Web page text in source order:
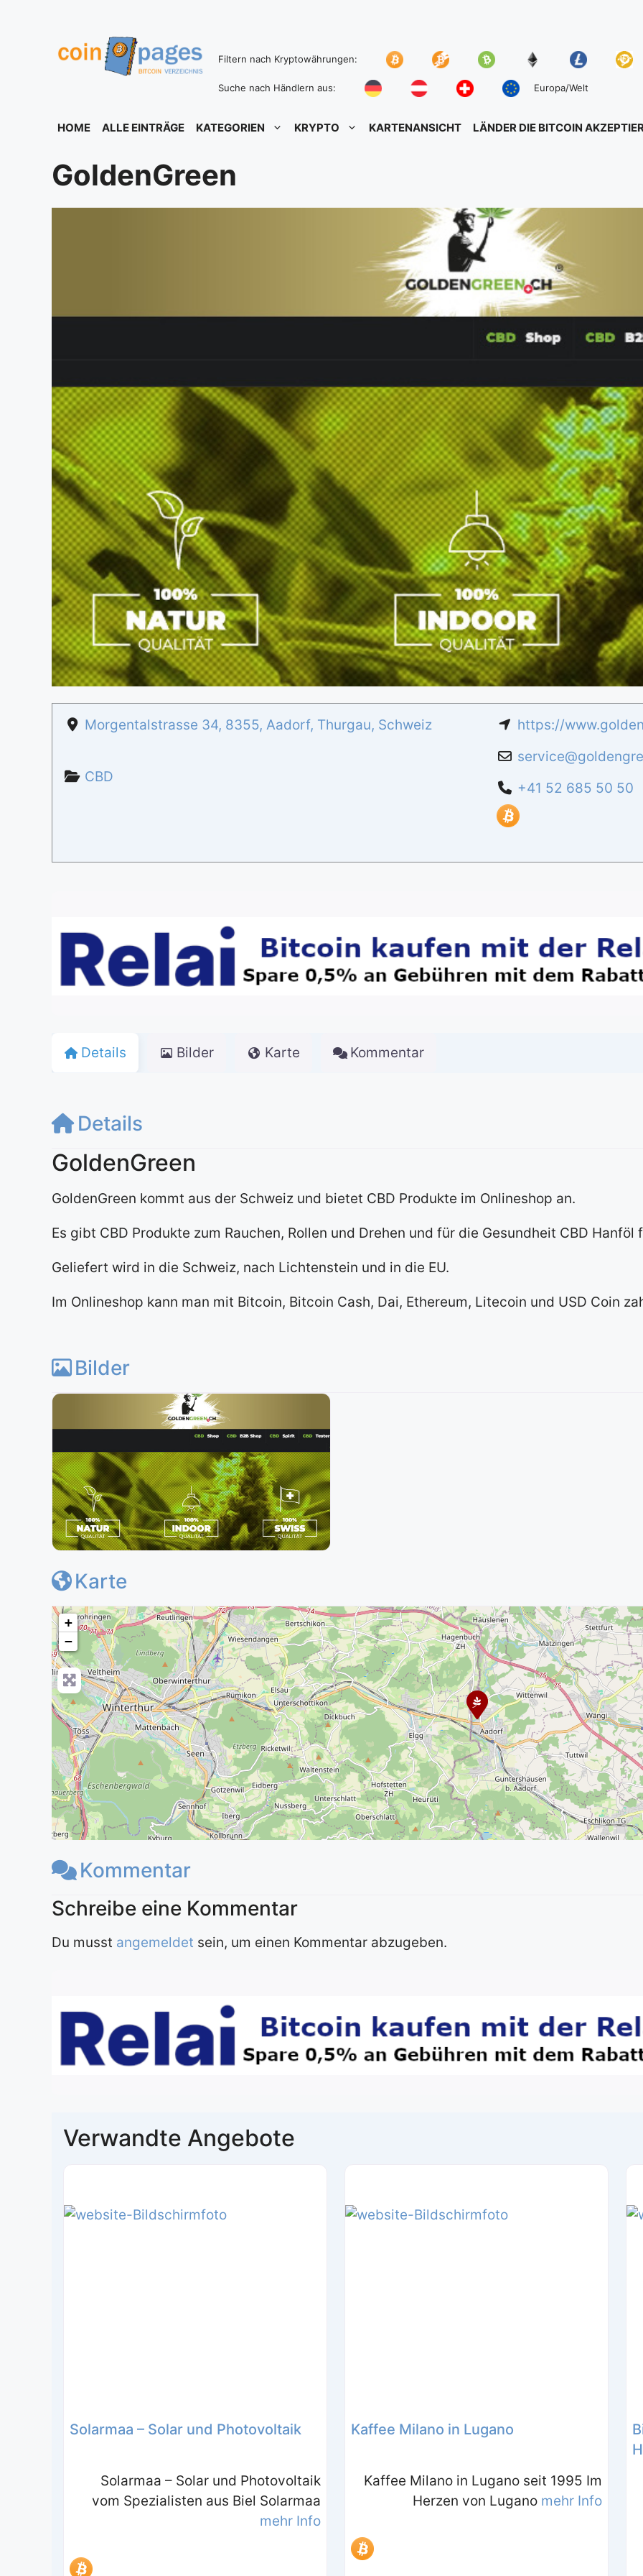
Filtern nach Kryptowährungen:
Suche nach Händlern aus: Europa/Welt
HOME ALLE EINTRÄGE KATEGORIEN KRYPTO KARTENANSICHT LÄNDER DIE BITCOIN
GoldenGreen
Morgentalstrasse 34, 8355, Aadorf, Thurgau, Schweiz
CBD
https://
service@
+41 52 685 50 50
Details Bilder Karte Kommentar
Details
GoldenGreen
GoldenGreen kommt aus der Schweiz und bietet CBD Produkte im Onlineshop an.
Es gibt CBD Produkte zum Rauchen, Rollen und Drehen und für die Gesundheit CBD Hanföl
Geliefert wird in die Schweiz, nach Lichtenstein und in die EU.
Im Onlineshop kann man mit Bitcoin, Bitcoin Cash, Dai, Ethereum, Litecoin und USD Coin
Bilder
Karte
+
−
Kommentar
Du musst angemeldet sein, um einen Kommentar abzugeben.
Verwandte Angebote
Solarmaa – Solar und Photovoltaik
Solarmaa – Solar und Photovoltaik
vom Spezialisten aus Biel Solarmaa
mehr Info
Kaffee Milano in Lugano
Kaffee Milano in Lugano seit 1995 Im
Herzen von Lugano mehr Info